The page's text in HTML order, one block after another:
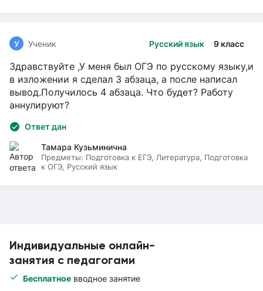
Индивидуальные онлайн-
занятия с педагогами
Бесплатное вводное занятие
Русский язык 9 класс
У Ученик
Здравствуйте ,У меня был ОГЭ по русскому языку,и
в изложении я сделал 3 абзаца, а после написал
вывод.Получилось 4 абзаца. Что будет? Работу
аннулируют?
Ответ дан
Тамара Кузьминична
Предметы: Подготовка к ЕГЭ, Литература, Подготовка
к ОГЭ, Русский язык